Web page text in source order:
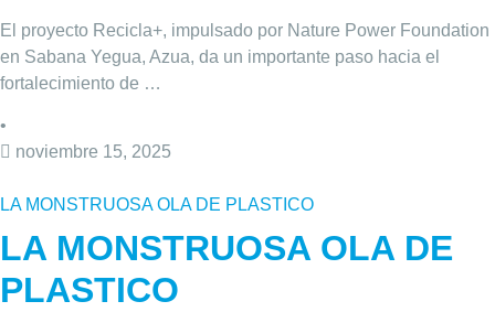
El proyecto Recicla+, impulsado por Nature Power Foundation
en Sabana Yegua, Azua, da un importante paso hacia el
fortalecimiento de …
•
noviembre 15, 2025
LA MONSTRUOSA OLA DE PLASTICO
LA MONSTRUOSA OLA DE
PLASTICO